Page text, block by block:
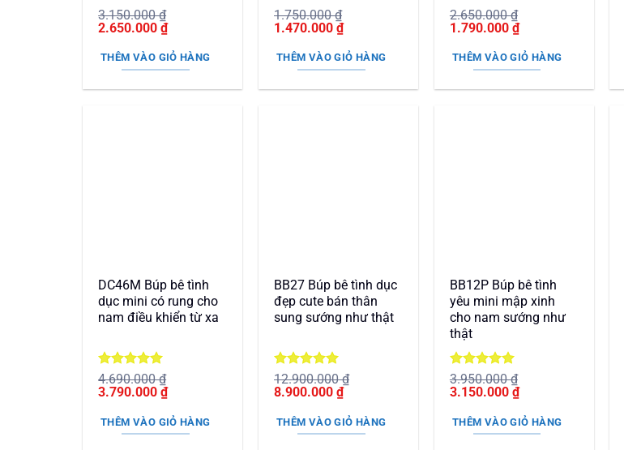
Được xếp
hạng55
3.150.000₫
Giá
là:
3.150.000 ₫.
2.650.000₫Giá
hiện
tại
là:
THÊM VÀO GIỎ HÀNG
Được xếp
hạng55
1.750.000₫
Giá
là:
1.750.000 ₫.
1.470.000₫Giá
hiện
tại
là:
THÊM VÀO GIỎ HÀNG
Được xếp
hạng55
2.650.000₫
Giá
là:
2.650.000 ₫.
1.790.000 ₫Giá
hiện
tại
là:
THÊM VÀO GIỎ HÀNG
DC46M Búp bê tình
dục mini có rung cho
nam điều khiển từ xa
Được xếp
hạng55
4.690.000₫
Giá
là:
4.690.000 ₫.
3.790.000₫Giá
tại
là:
THÊM VÀO GIỎ HÀNG
BB27 Búp bê tình dục
đẹp cute bán thân
sung sướng như thật
Được xếp
hạng55
12.900.000₫
Giá
là:
12.900.000 ₫.
8.900.000₫Giá
tại
là:
THÊM VÀO GIỎ HÀNG
BB12P Búp bê tình
yêu mini mập xinh
cho nam sướng như
thật
Được xếp
hạng55
3.950.000₫
Giá
là:
3.950.000 ₫.
3.150.000 ₫Giá
tại
là:
THÊM VÀO GIỎ HÀNG